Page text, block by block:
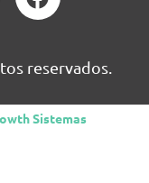
reservados.
Sistemas